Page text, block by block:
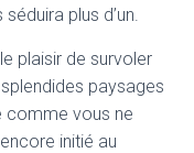
plus d’un.
plaisir de survoler
paysages
comme vous ne
initié au